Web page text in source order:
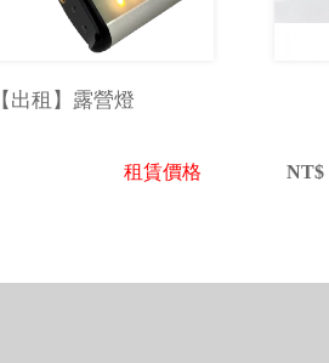
【出租】露營燈
租賃價格 NT$